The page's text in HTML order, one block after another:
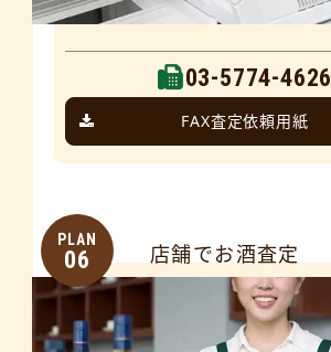
03-5774-4626
FAX査定依頼用紙
PLAN
06 店舗でお酒査定